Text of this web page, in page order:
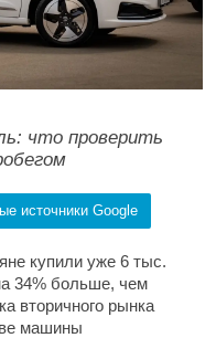
что проверить
источники Google
купили уже 6 тыс.
34% больше, чем
вторичного рынка
машины